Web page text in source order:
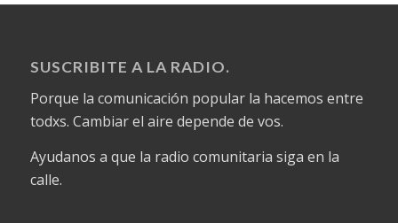
SUSCRIBITE A LA RADIO.
Porque la comunicación popular la hacemos entre
todxs. Cambiar el aire depende de vos.
Ayudanos a que la radio comunitaria siga en la
calle.